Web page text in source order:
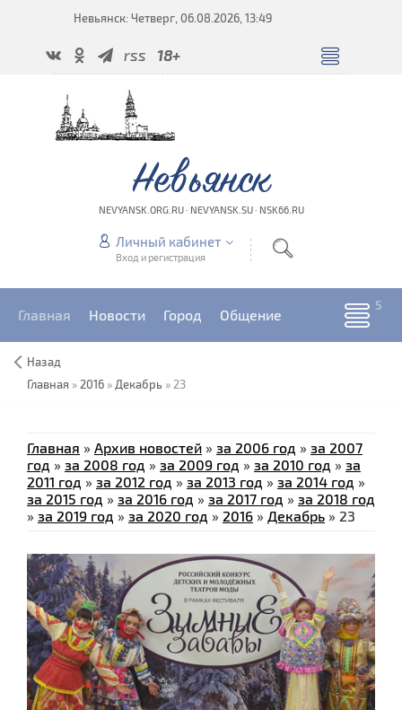
Невьянск: Четверг, 06.08.2026, 13:49
rss 18+
Невьянск
NEVYANSK.ORG.RU · NEVYANSK.SU · NSK66.RU
Личный кабинет
Вход и регистрация
Главная Новости Город Общение
Назад
Главная » 2016 » Декабрь » 23
Главная » Архив новостей » за 2006 год » за 2007
год » за 2008 год » за 2009 год » за 2010 год » за
2011 год » за 2012 год » за 2013 год » за 2014 год »
за 2015 год » за 2016 год » за 2017 год » за 2018 год
» за 2019 год » за 2020 год » 2016 » Декабрь » 23